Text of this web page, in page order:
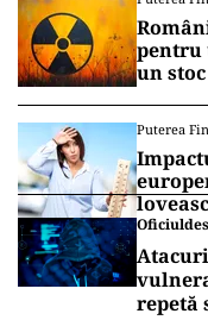
pentru
un stoc
Puterea
repetă